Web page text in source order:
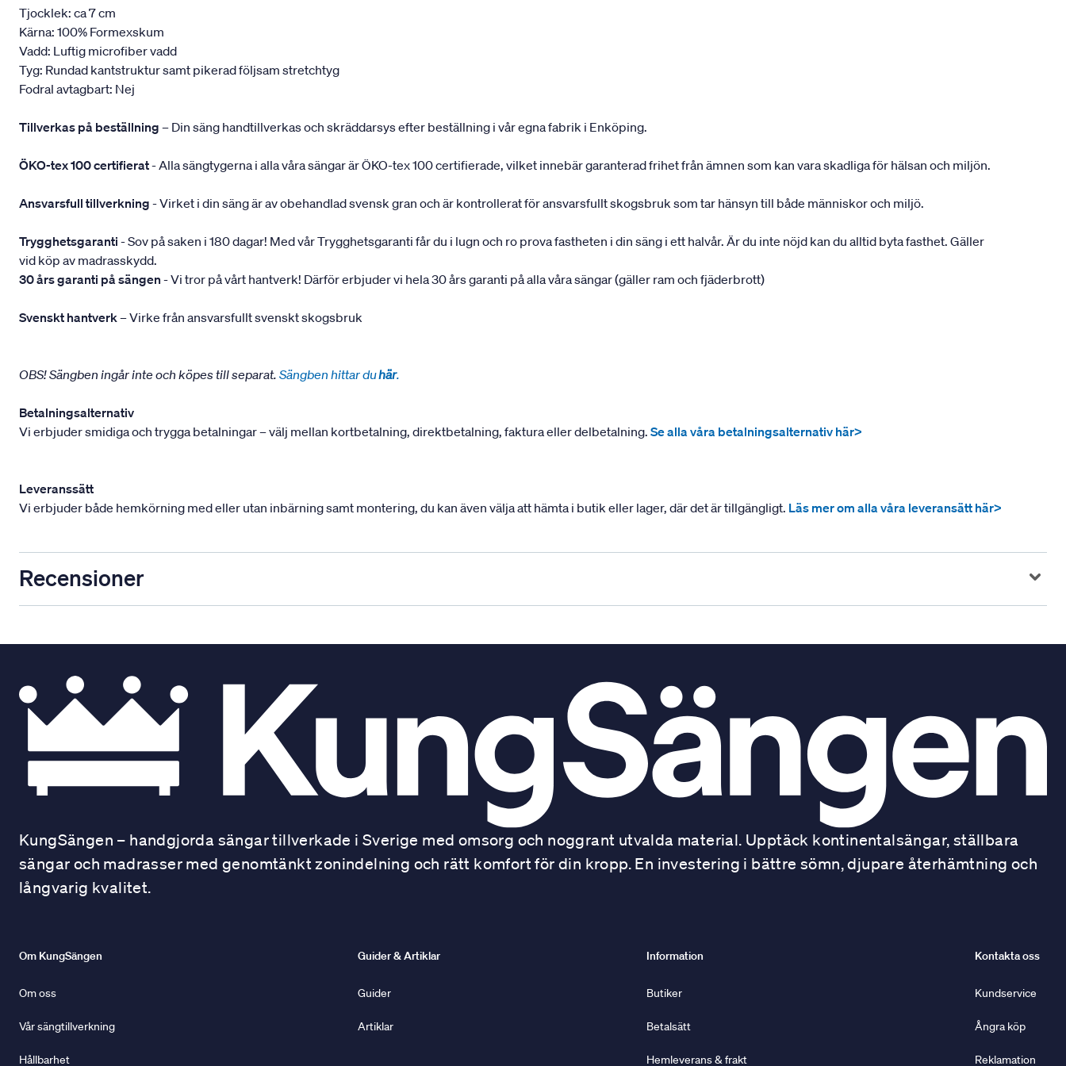
Tjocklek: ca 7 cm
Kärna: 100% Formexskum
Vadd: Luftig microfiber vadd
Tyg: Rundad kantstruktur samt pikerad följsam stretchtyg
Fodral avtagbart: Nej
Tillverkas på beställning – Din säng handtillverkas och skräddarsys efter beställning i vår egna fabrik i Enköping.
ÖKO-tex 100 certifierat- Alla sängtygerna i alla våra sängar är ÖKO-tex 100 certifierade, vilket innebär garanterad frihet från ämnen som kan vara skadliga för hälsan och miljön.
Ansvarsfull tillverkning - Virket i din säng är av obehandlad svensk gran och är kontrollerat för ansvarsfullt skogsbruk som tar hänsyn till både människor och miljö.
Trygghetsgaranti - Sov på saken i 180 dagar! Med vår Trygghetsgaranti får du i lugn och ro prova fastheten i din säng i ett halvår. Är du inte nöjd kan du alltid byta fasthet. Gäller
vid köp av madrasskydd.
30 års garanti på sängen - Vi tror på vårt hantverk! Därför erbjuder vi hela 30 års garanti på alla våra sängar (gäller ram och fjäderbrott)
Svenskt hantverk– Virke från ansvarsfullt svenskt skogsbruk
OBS! Sängben ingår inte och köpes till separat. Sängben hittar duhär.
Betalningsalternativ
Vi erbjuder smidiga och trygga betalningar – välj mellan kortbetalning, direktbetalning, faktura eller delbetalning. Se alla våra betalningsalternativ här>
Leveranssätt
Vi erbjuder både hemkörning med eller utan inbärning samt montering, du kan även välja att hämta i butik eller lager, där det är tillgängligt. Läs mer om alla våra leveransätt här>
Recensioner
KungSängen – handgjorda sängar tillverkade i Sverige med omsorg och noggrant utvalda material. Upptäck kontinentalsängar, ställbara
sängar och madrasser med genomtänkt zonindelning och rätt komfort för din kropp. En investering i bättre sömn, djupare återhämtning och
långvarig kvalitet.
Om KungSängen
Om oss
Vår sängtillverkning
Hållbarhet
Guider & Artiklar
Guider
Artiklar
Information
Butiker
Betalsätt
Hemleverans & frakt
Kontakta oss
Kundservice
Ångra köp
Reklamation